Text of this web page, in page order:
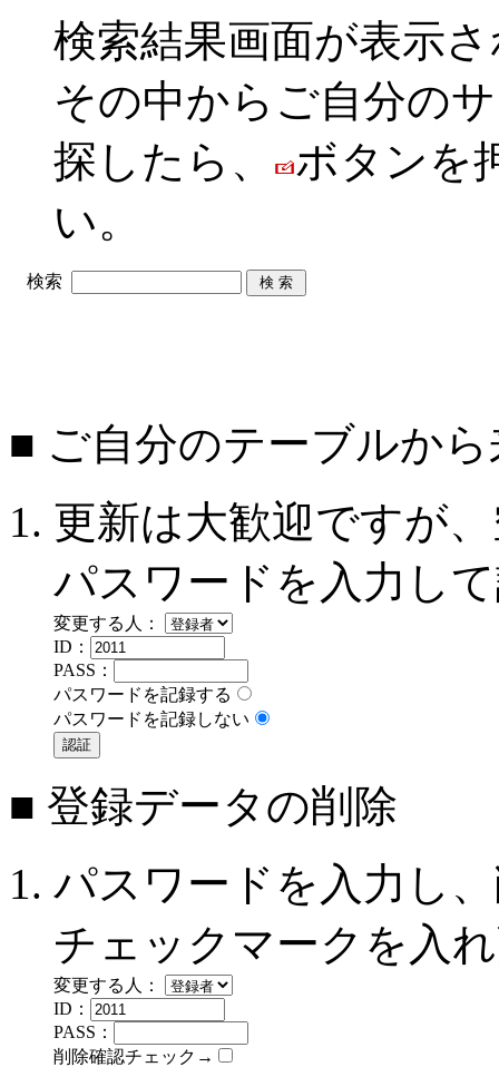
検索結果画面が表示
その中からご自分の
探したら、
ボタンを
い。
検索
■ ご自分のテーブルか
更新は大歓迎ですが
パスワードを入力し
変更する人：
ID：
PASS：
パスワードを記録する
パスワードを記録しない
■ 登録データの削除
パスワードを入力し
チェックマークを入
変更する人：
ID：
PASS：
削除確認チェック→